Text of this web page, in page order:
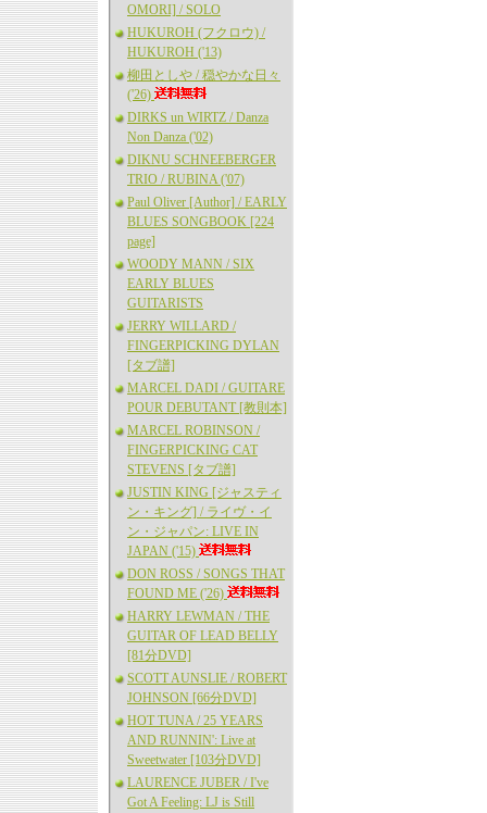
OMORI] / SOLO
HUKUROH (フクロウ) /
HUKUROH ('13)
柳田としや / 穏やかな日々
('26)
DIRKS un WIRTZ / Danza
Non Danza ('02)
DIKNU SCHNEEBERGER
TRIO / RUBINA ('07)
Paul Oliver [Author] / EARLY
BLUES SONGBOOK [224
page]
WOODY MANN / SIX
EARLY BLUES
GUITARISTS
JERRY WILLARD /
FINGERPICKING DYLAN
[タブ譜]
MARCEL DADI / GUITARE
POUR DEBUTANT [教則本]
MARCEL ROBINSON /
FINGERPICKING CAT
STEVENS [タブ譜]
JUSTIN KING [ジャスティ
ン・キング] / ライヴ・イ
ン・ジャパン: LIVE IN
JAPAN ('15)
DON ROSS / SONGS THAT
FOUND ME ('26)
HARRY LEWMAN / THE
GUITAR OF LEAD BELLY
[81分DVD]
SCOTT AUNSLIE / ROBERT
JOHNSON [66分DVD]
HOT TUNA / 25 YEARS
AND RUNNIN': Live at
Sweetwater [103分DVD]
LAURENCE JUBER / I've
Got A Feeling: LJ is Still